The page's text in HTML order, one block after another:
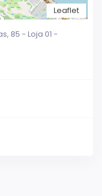
Leaflet
85 - Loja 01 -